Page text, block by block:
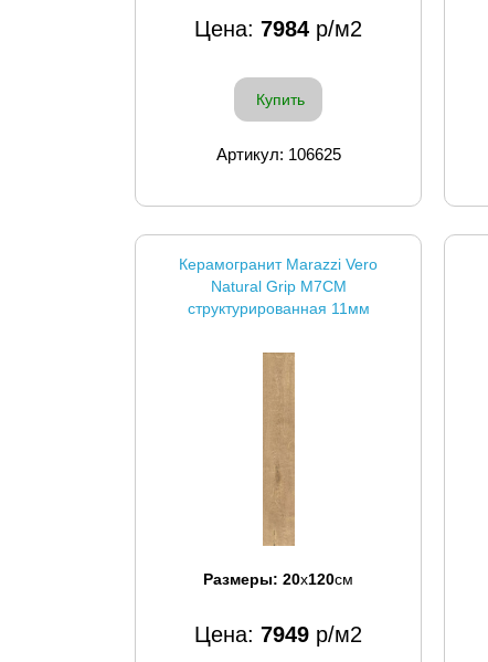
Цена: 7984 р/м2
Купить
Артикул: 106625
Керамогранит Marazzi Vero
Natural Grip M7CM
структурированная 11мм
Размеры: 20x120см
Цена: 7949 р/м2